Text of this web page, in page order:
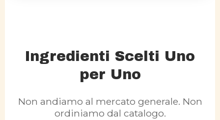
Ingredienti Scelti Uno
per Uno
Non andiamo al mercato generale. Non
ordiniamo dal catalogo.